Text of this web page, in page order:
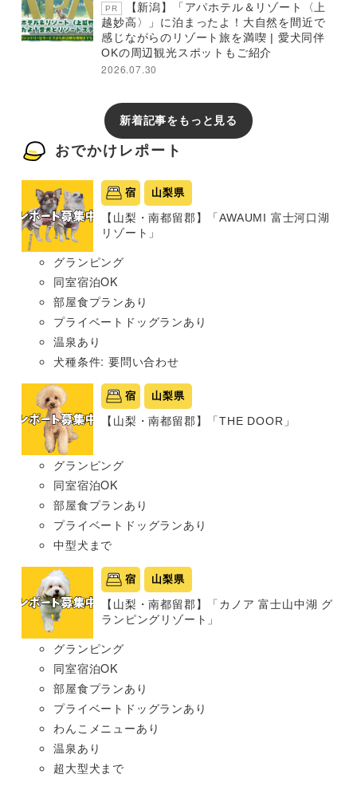
PR
【新潟】「アパホテル＆リゾート〈上
越妙高〉」に泊まったよ！大自然を間近で
感じながらのリゾート旅を満喫 | 愛犬同伴
OKの周辺観光スポットもご紹介
2026.07.30
新着記事をもっと見る
おでかけレポート
宿 山梨県
【山梨・南都留郡】「AWAUMI 富士河口湖
リゾート」
グランピング
同室宿泊OK
部屋食プランあり
プライベートドッグランあり
温泉あり
犬種条件: 要問い合わせ
宿 山梨県
【山梨・南都留郡】「THE DOOR」
グランピング
同室宿泊OK
部屋食プランあり
プライベートドッグランあり
中型犬まで
宿 山梨県
【山梨・南都留郡】「カノア 富士山中湖 グ
ランピングリゾート」
グランピング
同室宿泊OK
部屋食プランあり
プライベートドッグランあり
わんこメニューあり
温泉あり
超大型犬まで